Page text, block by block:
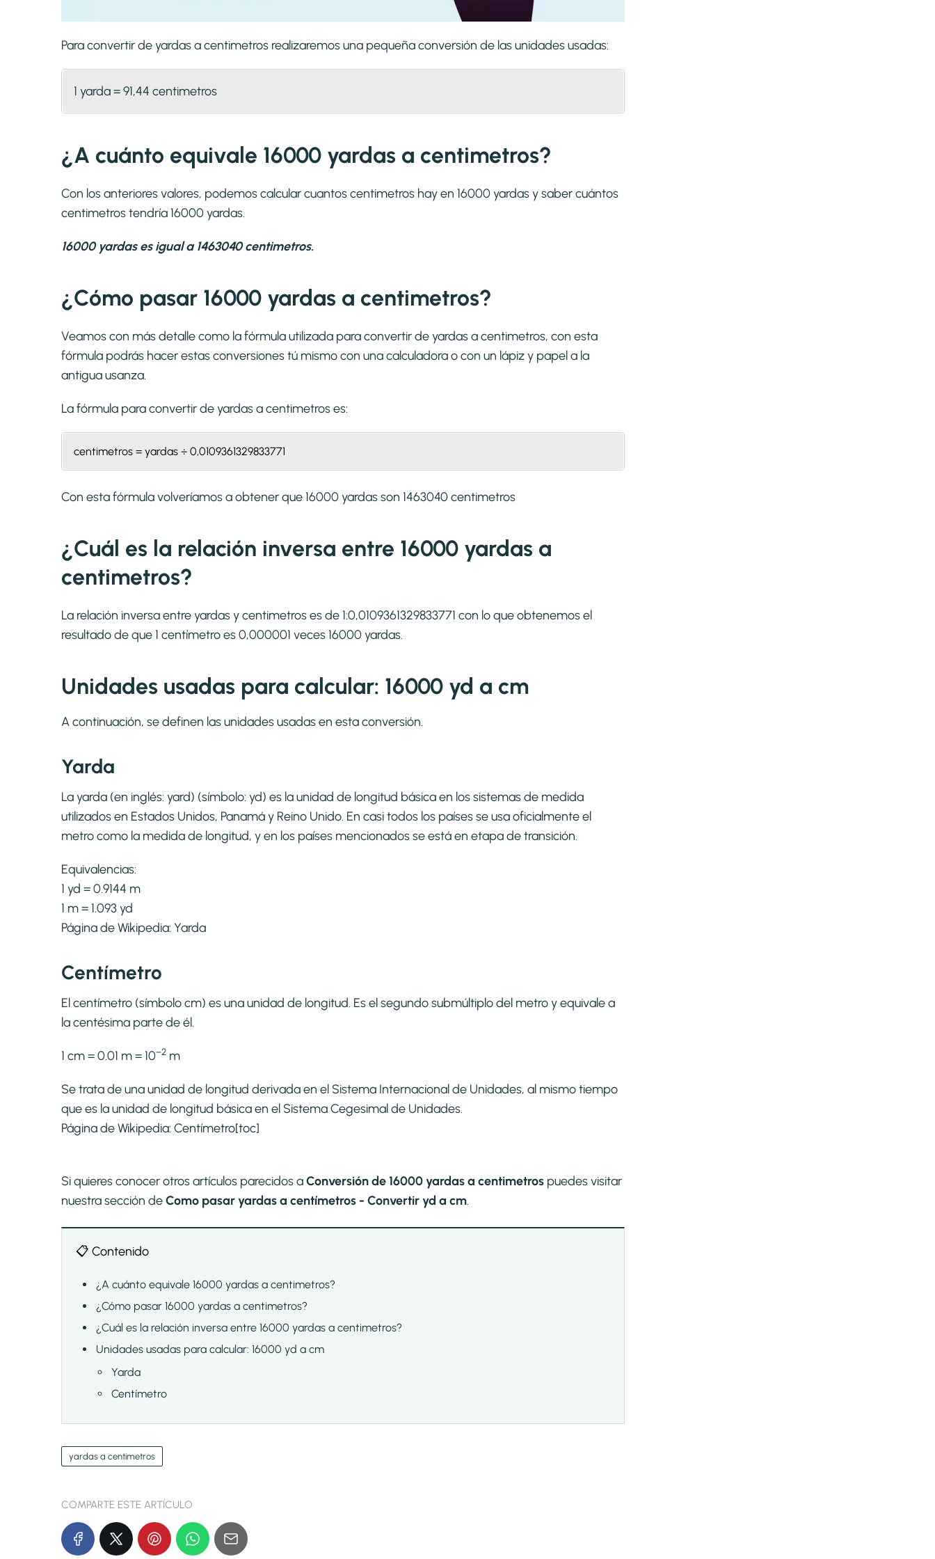
Para convertir de yardas a centimetros realizaremos una pequeña conversión de las unidades usadas:
1 yarda = 91,44 centimetros
¿A cuánto equivale 16000 yardas a centimetros?
Con los anteriores valores, podemos calcular cuantos centimetros hay en 16000 yardas y saber cuántos
centimetros tendría 16000 yardas.
16000 yardas es igual a 1463040 centimetros.
¿Cómo pasar 16000 yardas a centimetros?
Veamos con más detalle como la fórmula utilizada para convertir de yardas a centimetros, con esta
fórmula podrás hacer estas conversiones tú mismo con una calculadora o con un lápiz y papel a la
antigua usanza.
La fórmula para convertir deyardas a centimetroses:
centimetros = yardas ÷ 0,0109361329833771
Con esta fórmula volveríamos a obtener que 16000 yardas son 1463040 centimetros
¿Cuál es la relación inversa entre 16000 yardas a
centimetros?
La relación inversa entre yardas y centimetros es de 1:0,0109361329833771 con lo que obtenemos el
resultado de que 1 centímetro es 0,000001 veces 16000 yardas.
Unidades usadas para calcular: 16000 yd a cm
A continuación, se definen las unidades usadas en esta conversión.
Yarda
La yarda (en inglés: yard) (símbolo: yd) es la unidad de longitud básica en los sistemas de medida
utilizados en Estados Unidos, Panamá y Reino Unido. En casi todos los países se usa oficialmente el
metro como la medida de longitud, y en los países mencionados se está en etapa de transición.​
Equivalencias:
1 yd = 0.9144 m
1 m = 1.093 yd
Página de Wikipedia: Yarda
Centímetro
El centímetro (símbolo cm) es una unidad de longitud. Es el segundo submúltiplo del metro y equivale a
la centésima parte de él.
1 cm = 0.01 m = 10−2 m
Se trata de una unidad de longitud derivada en el Sistema Internacional de Unidades, al mismo tiempo
que es la unidad de longitud básica en el Sistema Cegesimal de Unidades.
Página de Wikipedia: Centímetro[toc]
Si quieres conocer otros artículos parecidos aConversión de 16000 yardas a centimetros puedes visitar
nuestra sección deComo pasar yardas a centímetros - Convertir yd a cm.
📋 Contenido
¿A cuánto equivale 16000 yardas a centimetros?
¿Cómo pasar 16000 yardas a centimetros?
¿Cuál es la relación inversa entre 16000 yardas a centimetros?
Unidades usadas para calcular: 16000 yd a cm
Yarda
Centímetro
yardas a centimetros
COMPARTE ESTE ARTÍCULO